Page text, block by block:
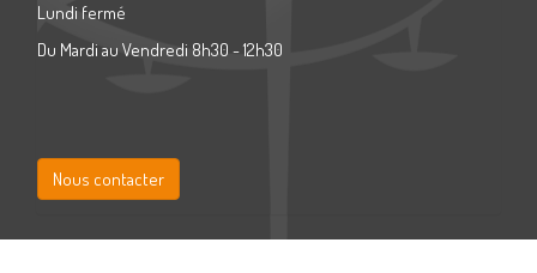
Lundi fermé
Du Mardi au Vendredi 8h30 - 12h30
Nous contacter